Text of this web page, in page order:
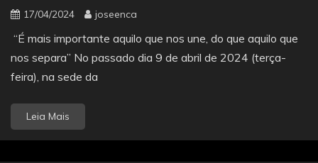
17/04/2024 joseenca
“É mais importante aquilo que nos une, do que aquilo que
nos separa” No passado dia 9 de abril de 2024 (terça-
feira), na sede da
Leia Mais